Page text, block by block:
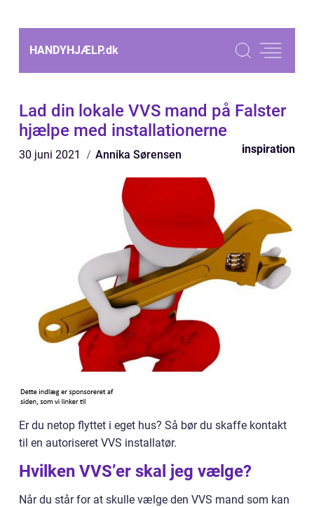
HANDYHJÆLP.dk
Lad din lokale VVS mand på Falster
hjælpe med installationerne
30 juni 2021 Annika Sørensen inspiration
Er du netop flyttet i eget hus? Så bør du skaffe kontakt
til en autoriseret VVS installatør.
Hvilken VVS’er skal jeg vælge?
Når du står for at skulle vælge den VVS mand som kan